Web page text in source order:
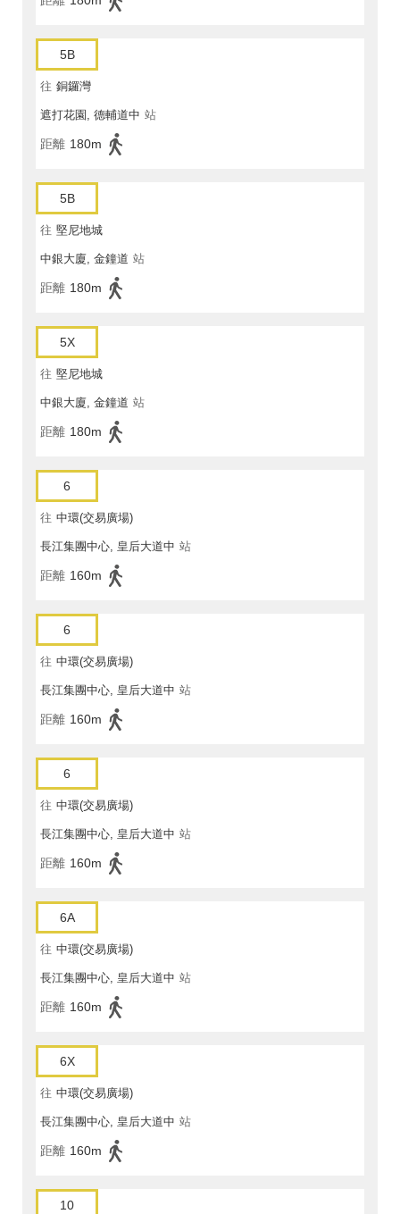
5B
往 銅鑼灣
遮打花園, 德輔道中 站
距離 180m
5B
往 堅尼地城
中銀大廈, 金鐘道 站
距離 180m
5X
往 堅尼地城
中銀大廈, 金鐘道 站
距離 180m
6
往 中環(交易廣場)
長江集團中心, 皇后大道中 站
距離 160m
6
往 中環(交易廣場)
長江集團中心, 皇后大道中 站
距離 160m
6
往 中環(交易廣場)
長江集團中心, 皇后大道中 站
距離 160m
6A
往 中環(交易廣場)
長江集團中心, 皇后大道中 站
距離 160m
6X
往 中環(交易廣場)
長江集團中心, 皇后大道中 站
距離 160m
10